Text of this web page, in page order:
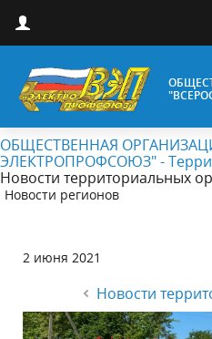
ОБЩЕСТВЕННАЯ
ЭЛЕКТРОПРОФСОЮЗ" -
Новости территориальных
Новости регионов
2 июня 2021
Новости